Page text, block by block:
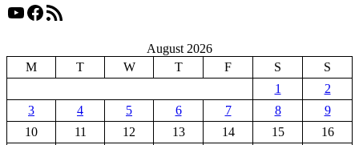
YouTube
Facebook
RSS Feed
August 2026
M
T W T F S
S
1
2
3
4 5 6 7 8
9
10
11 12 13 14 15
16